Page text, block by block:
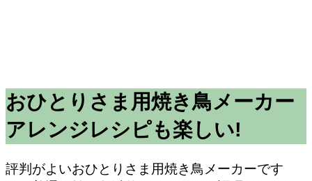
おひとりさま用焼き鳥メーカー
アレンジレシピも楽しい!
評判がよいおひとりさま用焼き鳥メーカーです